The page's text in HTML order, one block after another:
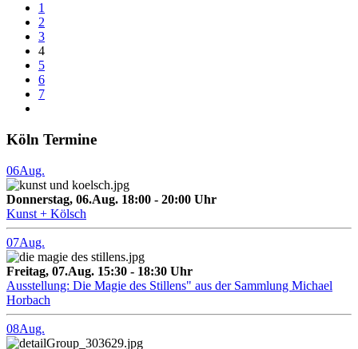
1
2
3
4
5
6
7
Köln Termine
06Aug.
Donnerstag, 06.Aug. 18:00 - 20:00 Uhr
Kunst + Kölsch
07Aug.
Freitag, 07.Aug. 15:30 - 18:30 Uhr
Ausstellung: Die Magie des Stillens" aus der Sammlung Michael
Horbach
08Aug.